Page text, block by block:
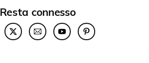
Resta connesso